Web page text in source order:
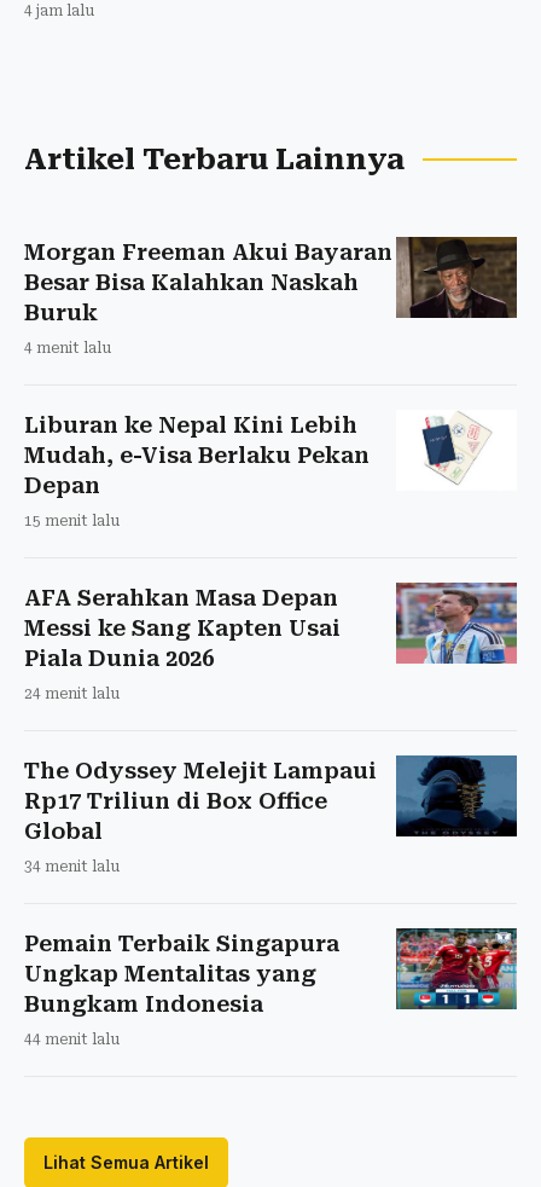
4 jam lalu
Artikel Terbaru Lainnya
Morgan Freeman Akui Bayaran
Besar Bisa Kalahkan Naskah
Buruk
4 menit lalu
Liburan ke Nepal Kini Lebih
Mudah, e-Visa Berlaku Pekan
Depan
15 menit lalu
AFA Serahkan Masa Depan
Messi ke Sang Kapten Usai
Piala Dunia 2026
24 menit lalu
The Odyssey Melejit Lampaui
Rp17 Triliun di Box Office
Global
34 menit lalu
Pemain Terbaik Singapura
Ungkap Mentalitas yang
Bungkam Indonesia
44 menit lalu
Lihat Semua Artikel